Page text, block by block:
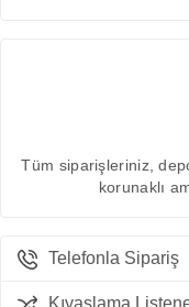
Tüm siparişleriniz,
korunaklı
Telefonla Sipariş